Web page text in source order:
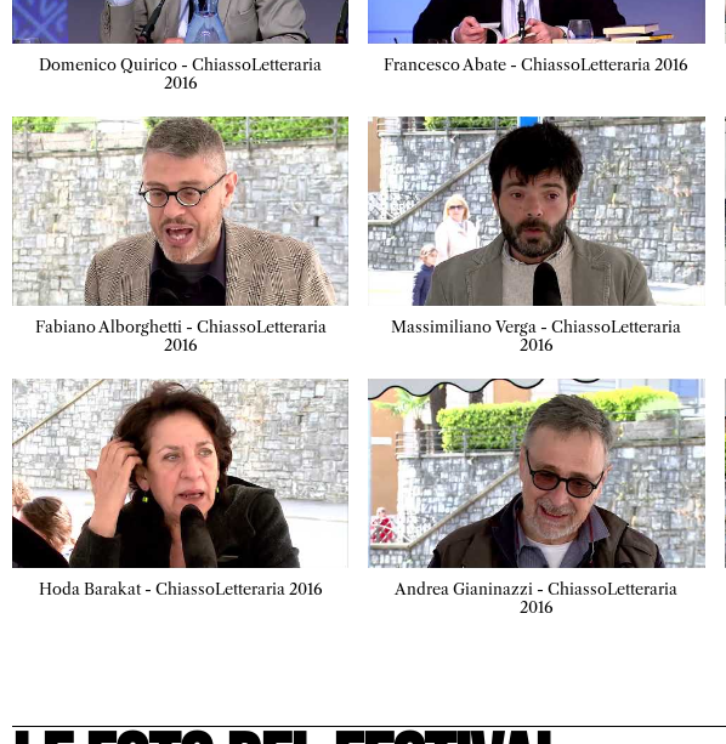
Domenico Quirico - ChiassoLetteraria
2016
Francesco Abate - ChiassoLetteraria 2016
Fabiano Alborghetti - ChiassoLetteraria
2016
Massimiliano Verga - ChiassoLetteraria
2016
Hoda Barakat - ChiassoLetteraria 2016
Andrea Gianinazzi - ChiassoLetteraria
2016